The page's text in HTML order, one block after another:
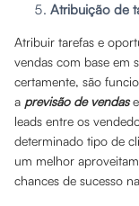
Atribuição de
Atribuir tarefas e
vendas com base em
certamente, são
a previsão de vendas
leads entre os
determinado tipo de
um melhor
chances de sucesso